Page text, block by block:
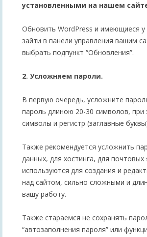
установленными на нашем
Обновить WordPress и имеющиеся
зайти в панели управления вашим
выбрать подпункт “Обновления”.
2. Усложняем пароли.
В первую очередь, усложните
пароль длиною 20-30 символов,
символы и регистр (заглавные
Также рекомендуется усложнить
данных, для хостинга, для
используются для создания и
над сайтом, сильно сложными и
вашу работу.
Также стараемся не сохранять
“автозаполнения пароля” или